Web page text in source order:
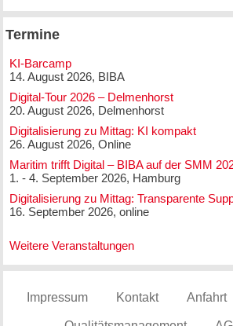
Termine
KI-Barcamp
14. August 2026, BIBA
Digital-Tour 2026 – Delmenhorst
20. August 2026, Delmenhorst
Digitalisierung zu Mittag: KI kompakt
26. August 2026, Online
Maritim trifft Digital – BIBA auf der SMM
1. - 4. September 2026, Hamburg
Digitalisierung zu Mittag: Transparente
16. September 2026, online
Weitere Veranstaltungen
Impressum Kontakt Anfahrt